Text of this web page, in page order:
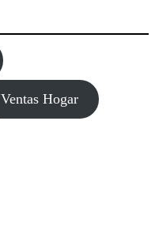
Ventas Hogar